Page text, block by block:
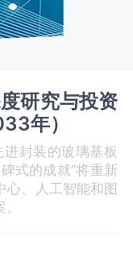
研究与投资
年）
封装的玻璃基板
式的成就”将重新
心、人工智能和图